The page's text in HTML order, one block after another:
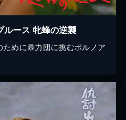
ルース 牝蜂の逆襲
めに暴力団に挑むポルノア